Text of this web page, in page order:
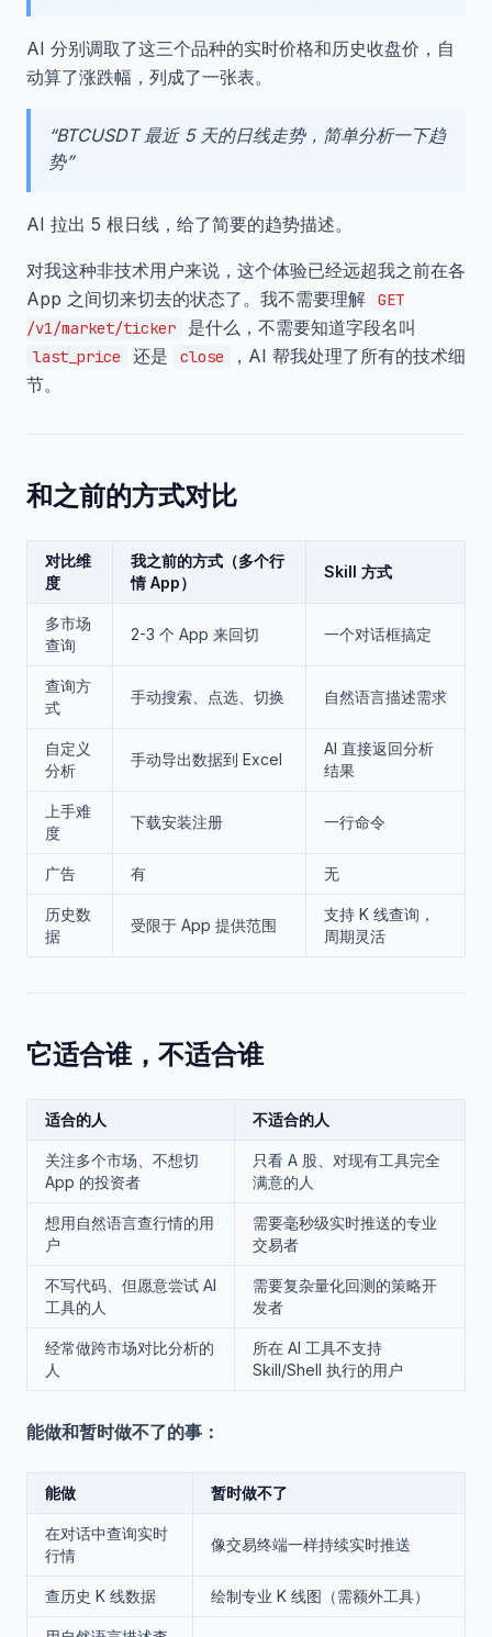
AI 分别调取了这三个品种的实时价格和历史收盘价，自
动算了涨跌幅，列成了一张表。
“BTCUSDT 最近 5 天的日线走势，简单分析一下趋
势”
AI 拉出 5 根日线，给了简要的趋势描述。
对我这种非技术用户来说，这个体验已经远超我之前在各
App 之间切来切去的状态了。我不需要理解
GET
/v1/market/ticker
是什么，不需要知道字段名叫
last_price 还是 close
，AI 帮我处理了所有的技术细
节。
和之前的方式对比
对比维
度
我之前的方式（多个行
情 App）
Skill 方式
多市场
查询
2-3 个 App 来回切 一个对话框搞定
查询方
式
手动搜索、点选、切换 自然语言描述需求
自定义
分析
手动导出数据到 Excel
AI 直接返回分析
结果
上手难
度
下载安装注册 一行命令
广告 有 无
历史数
据
受限于 App 提供范围
支持 K 线查询，
周期灵活
它适合谁，不适合谁
适合的人 不适合的人
关注多个市场、不想切
App 的投资者
只看 A 股、对现有工具完全
满意的人
想用自然语言查行情的用
户
需要毫秒级实时推送的专业
交易者
不写代码、但愿意尝试 AI
工具的人
需要复杂量化回测的策略开
发者
经常做跨市场对比分析的
人
所在 AI 工具不支持
Skill/Shell 执行的用户
能做和暂时做不了的事：
能做 暂时做不了
在对话中查询实时
行情
像交易终端一样持续实时推送
查历史 K 线数据 绘制专业 K 线图（需额外工具）